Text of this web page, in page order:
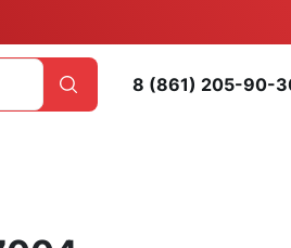
8 (861) 205-90-